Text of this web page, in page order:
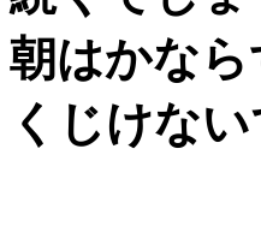
朝はかな
くじけない
柴